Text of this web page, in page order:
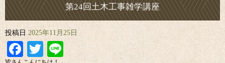
第24回土木工事雑学講座
投稿日 2025年11月25日
Facebook
Twitter
Line